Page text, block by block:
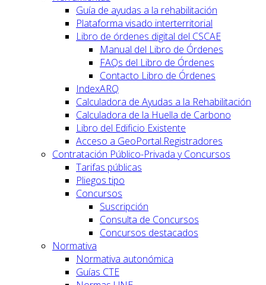
Guía de ayudas a la rehabilitación
Plataforma visado interterritorial
Libro de órdenes digital del CSCAE
Manual del Libro de Órdenes
FAQs del Libro de Órdenes
Contacto Libro de Órdenes
IndexARQ
Calculadora de Ayudas a la Rehabilitación
Calculadora de la Huella de Carbono
Libro del Edificio Existente
Acceso a GeoPortal.Registradores
Contratación Público-Privada y Concursos
Tarifas públicas
Pliegos tipo
Concursos
Suscripción
Consulta de Concursos
Concursos destacados
Normativa
Normativa autonómica
Guías CTE